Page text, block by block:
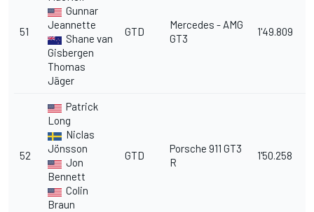
51
Gunnar
Jeannette
Shane van
Gisbergen
Thomas
Jäger
GTD
Mercedes - AMG
GT3
1'49.809
52
Patrick
Long
Niclas
Jönsson
Jon
Bennett
Colin
Braun
GTD
Porsche 911 GT3
R
1'50.258